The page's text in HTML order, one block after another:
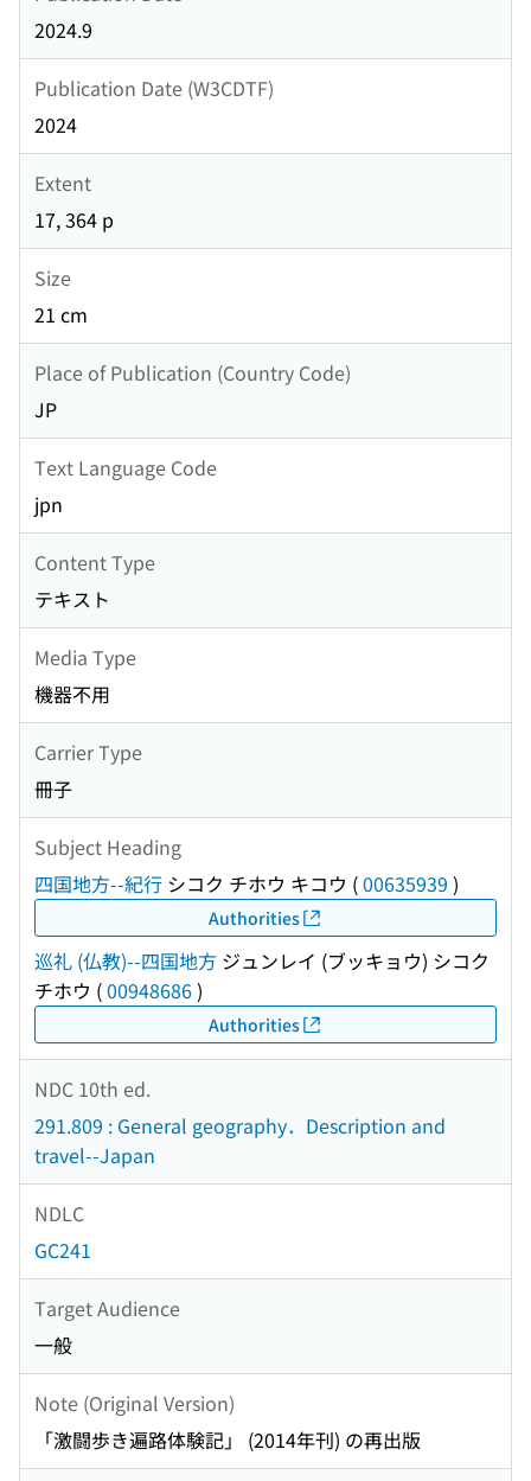
2024.9
Publication Date (W3CDTF)
2024
Extent
17, 364 p
Size
21 cm
Place of Publication (Country Code)
JP
Text Language Code
jpn
Content Type
テキスト
Media Type
機器不用
Carrier Type
冊子
Subject Heading
四国地方--紀行 シコク チホウ キコウ (00635939 )
Authorities
巡礼 (仏教)--四国地方 ジュンレイ (ブッキョウ) シコク
チホウ (00948686)
Authorities
NDC 10th ed.
291.809 : General geography．Description and
travel--Japan
NDLC
GC241
Target Audience
一般
Note (Original Version)
「激闘歩き遍路体験記」 (2014年刊) の再出版